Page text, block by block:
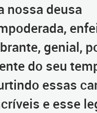
nossa deusa
genial,
do seu
essas
e esse